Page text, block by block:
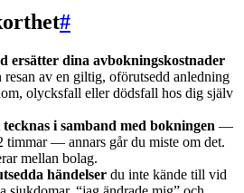
#
ersätter dina avbokningskostnader
resan av en giltig, oförutsedd anledning
olycksfall eller dödsfall hos dig själv
tecknas i samband med bokningen —
timmar — annars går du miste om det.
mellan bolag.
händelser du inte kände till vid